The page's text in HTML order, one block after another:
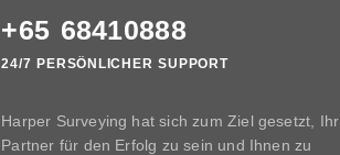
+65 68410888
24/7 PERSÖNLICHER SUPPORT
Harper Surveying hat sich zum Ziel gesetzt, Ihr
Partner für den Erfolg zu sein und Ihnen zu